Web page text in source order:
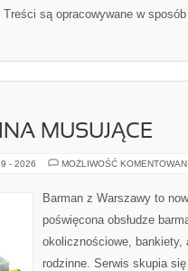
są opracowywane w
MUSUJĄCE
- 2026 MOŻLIWOŚĆ
Barman z Warszawy to
poświęcona obsłudze
okolicznościowe,
rodzinne. Serwis skupia